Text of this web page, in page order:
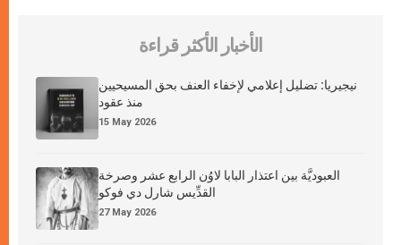
الأخبار الأكثر قراءة
نيجيريا: تضليل إعلامي لإخفاء العنف بحق المسيحيين
منذ عقود
15 May 2026
العبوديَّة بين اعتذار البابا لاوُن الرابع عشر وصرخة
القدِّيس شارل دي فوكو
27 May 2026